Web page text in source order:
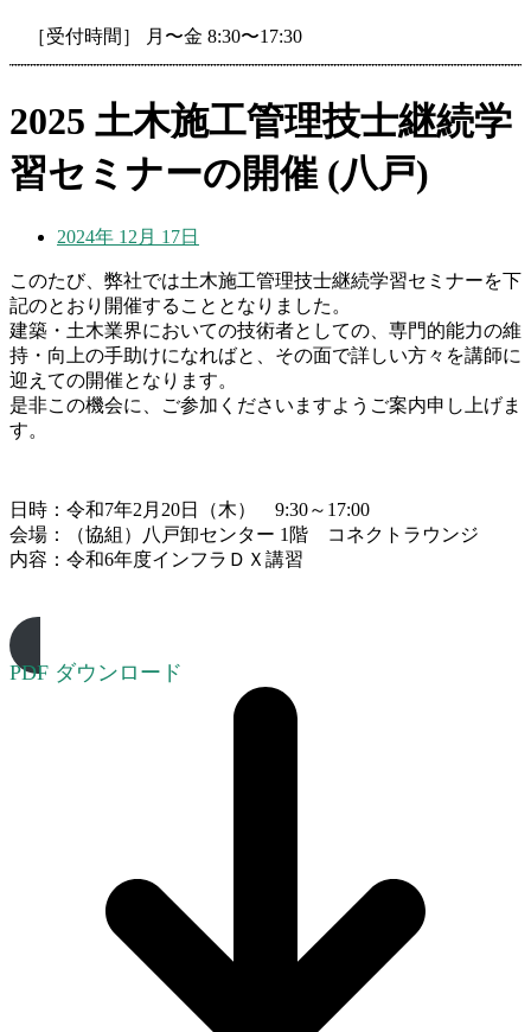
［受付時間］ 月〜金 8:30〜17:30
2025 土木施工管理技士継続学
習セミナーの開催 (八戸)
2024年 12月 17日
このたび、弊社では土木施工管理技士継続学習セミナーを下
記のとおり開催することとなりました。
建築・土木業界においての技術者としての、専門的能力の維
持・向上の手助けになればと、その面で詳しい方々を講師に
迎えての開催となります。
是非この機会に、ご参加くださいますようご案内申し上げま
す。
日時：令和7年2月20日（木） 9:30～17:00
会場：（協組）八戸卸センター 1階 コネクトラウンジ
内容：令和6年度インフラＤＸ講習
PDF ダウンロード